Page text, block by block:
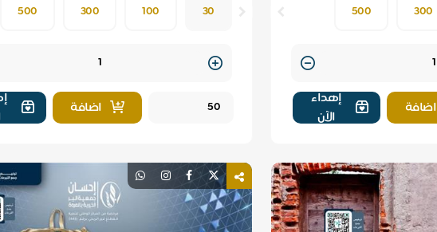
300
500
اضافة
إهداء
الآن
30
100
300
500
Quantity
اضافة